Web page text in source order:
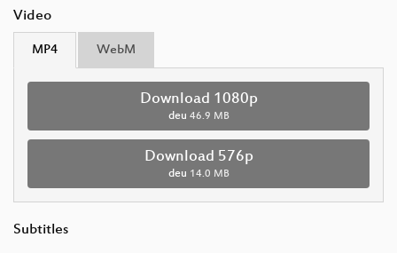
Video
MP4 WebM
Download 1080p
deu 46.9 MB
Download 576p
deu 14.0 MB
Subtitles